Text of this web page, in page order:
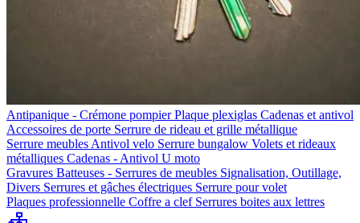
Antipanique - Crémone pompierPlaque plexiglas Cadenas et antivol
Accessoires de porte Serrure de rideau et grille métallique
Serrure meubles Antivol velo Serrure bungalow Volets et rideaux
métalliques Cadenas - Antivol U moto
Gravures Batteuses - Serrures de meubles Signalisation, Outillage,
Divers Serrures et gâches électriques Serrure pour volet
Plaques professionnelle Coffre a clef Serrures boites aux lettres